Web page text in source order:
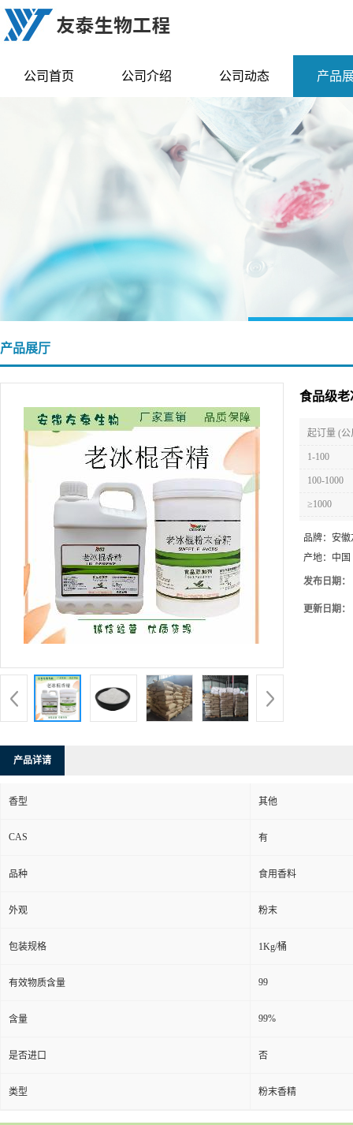
公司首页 公司介绍 公司动态 产品
产品展厅
食品级老
起订量 (公
1-100
100-1000
≥1000
品牌： 安徽
产地： 中国
发布日期：
更新日期：
产品详请
香型 其他
CAS 有
品种 食用香料
外观 粉末
包装规格 1Kg/桶
有效物质含量 99
含量 99%
是否进口 否
类型 粉末香精